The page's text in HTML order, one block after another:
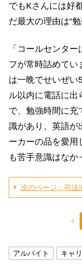
でもKさんには好
だ最大の理由は“
「コールセンタ
フが常時詰めてい
は一晩でせいぜい
ル以内に電話に出
で、勉強時間に充
識があり、英語が
ーカーの品を愛用
も苦手意識はなか
次のページ：司法
アルバイト キャ